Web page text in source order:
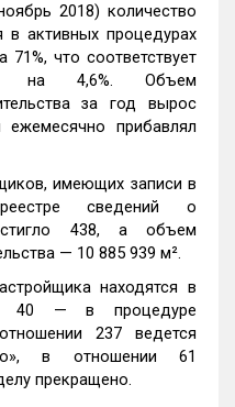
2018) количество
в активных процедурах
71%, что соответствует
на 4,6%. Объем
за год вырос
прибавлял
имеющих записи в
сведений о
438, а объем
— 10 885 939 м².
находятся в
40 — в процедуре
237 ведется
в отношении 61
прекращено.